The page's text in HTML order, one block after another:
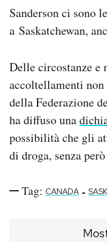
Sanderson ci sono
a Saskatchewan,
Delle circostanze
accoltellamenti
della Federazione
ha diffuso una
possibilità che gli
di droga, senza
Tag: CANADA -